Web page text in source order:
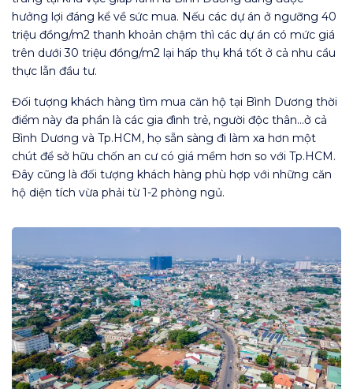
hưởng lợi đáng kể về sức mua. Nếu các dự án ở ngưỡng 40
triệu đồng/m2 thanh khoản chậm thì các dự án có mức giá
trên dưới 30 triệu đồng/m2 lại hấp thụ khá tốt ở cả nhu cầu
thực lẫn đầu tư.
Đối tượng khách hàng tìm mua căn hộ tại Bình Dương thời
điểm này đa phần là các gia đình trẻ, người độc thân…ở cả
Bình Dương và Tp.HCM, họ sẵn sàng đi làm xa hơn một
chút để sở hữu chốn an cư có giá mềm hơn so với Tp.HCM.
Đây cũng là đối tượng khách hàng phù hợp với những căn
hộ diện tích vừa phải từ 1-2 phòng ngủ.